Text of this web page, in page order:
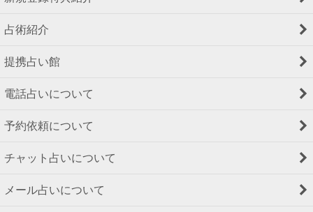
占術紹介
提携占い館
電話占いについて
予約依頼について
チャット占いについて
メール占いについて